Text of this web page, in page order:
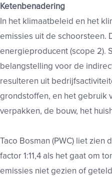
Ketenbenadering
In het klimaatbeleid en het
emissies uit de schoorsteen.
energieproducent (scope 2).
belangstelling voor de
resulteren uit
grondstoffen, en het gebruik
verpakken, de bouw, het
Taco Bosman (PWC) liet
factor 1:11,4 als het gaat om
emissies niet gezien of